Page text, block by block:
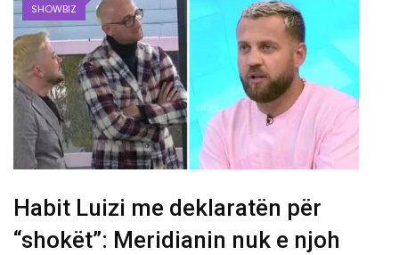
SHOWBIZ
Habit Luizi me deklaratën për
“shokët”: Meridianin nuk e njoh